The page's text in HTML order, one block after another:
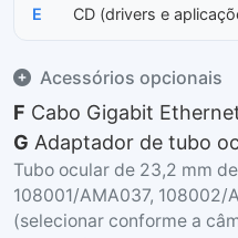
E CD (drivers e
Acessórios opcionais
F Cabo Gigabit
G Adaptador de tubo
Tubo ocular de 23,2 mm
108001/AMA037,
(selecionar conforme a